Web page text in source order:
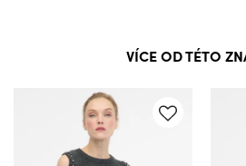
VÍCE OD TÉTO